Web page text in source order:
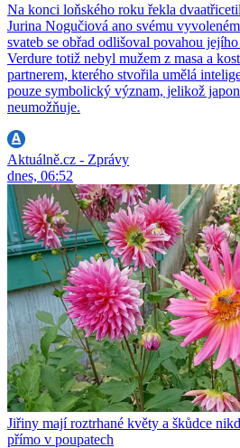
Na konci loňského roku řekla
Jurina Nogučiová ano svému
svateb se obřad odlišoval povahou
Verdure totiž nebyl mužem z masa a
partnerem, kterého stvořila umělá
pouze symbolický význam, jelikož
neumožňuje.
Aktuálně.cz - Zprávy
dnes, 06:52
Jiřiny mají roztrhané květy a škůdce
přímo v poupatech